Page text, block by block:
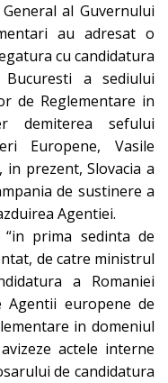
al Guvernului
au adresat o
cu candidatura
a sediului
de Reglementare in
demiterea sefului
Europene, Vasile
in prezent, Slovacia a
de sustinere a
Agentiei.
prima sedinta de
de catre ministrul
a Romaniei
europene de
in domeniul
actele interne
de candidatura